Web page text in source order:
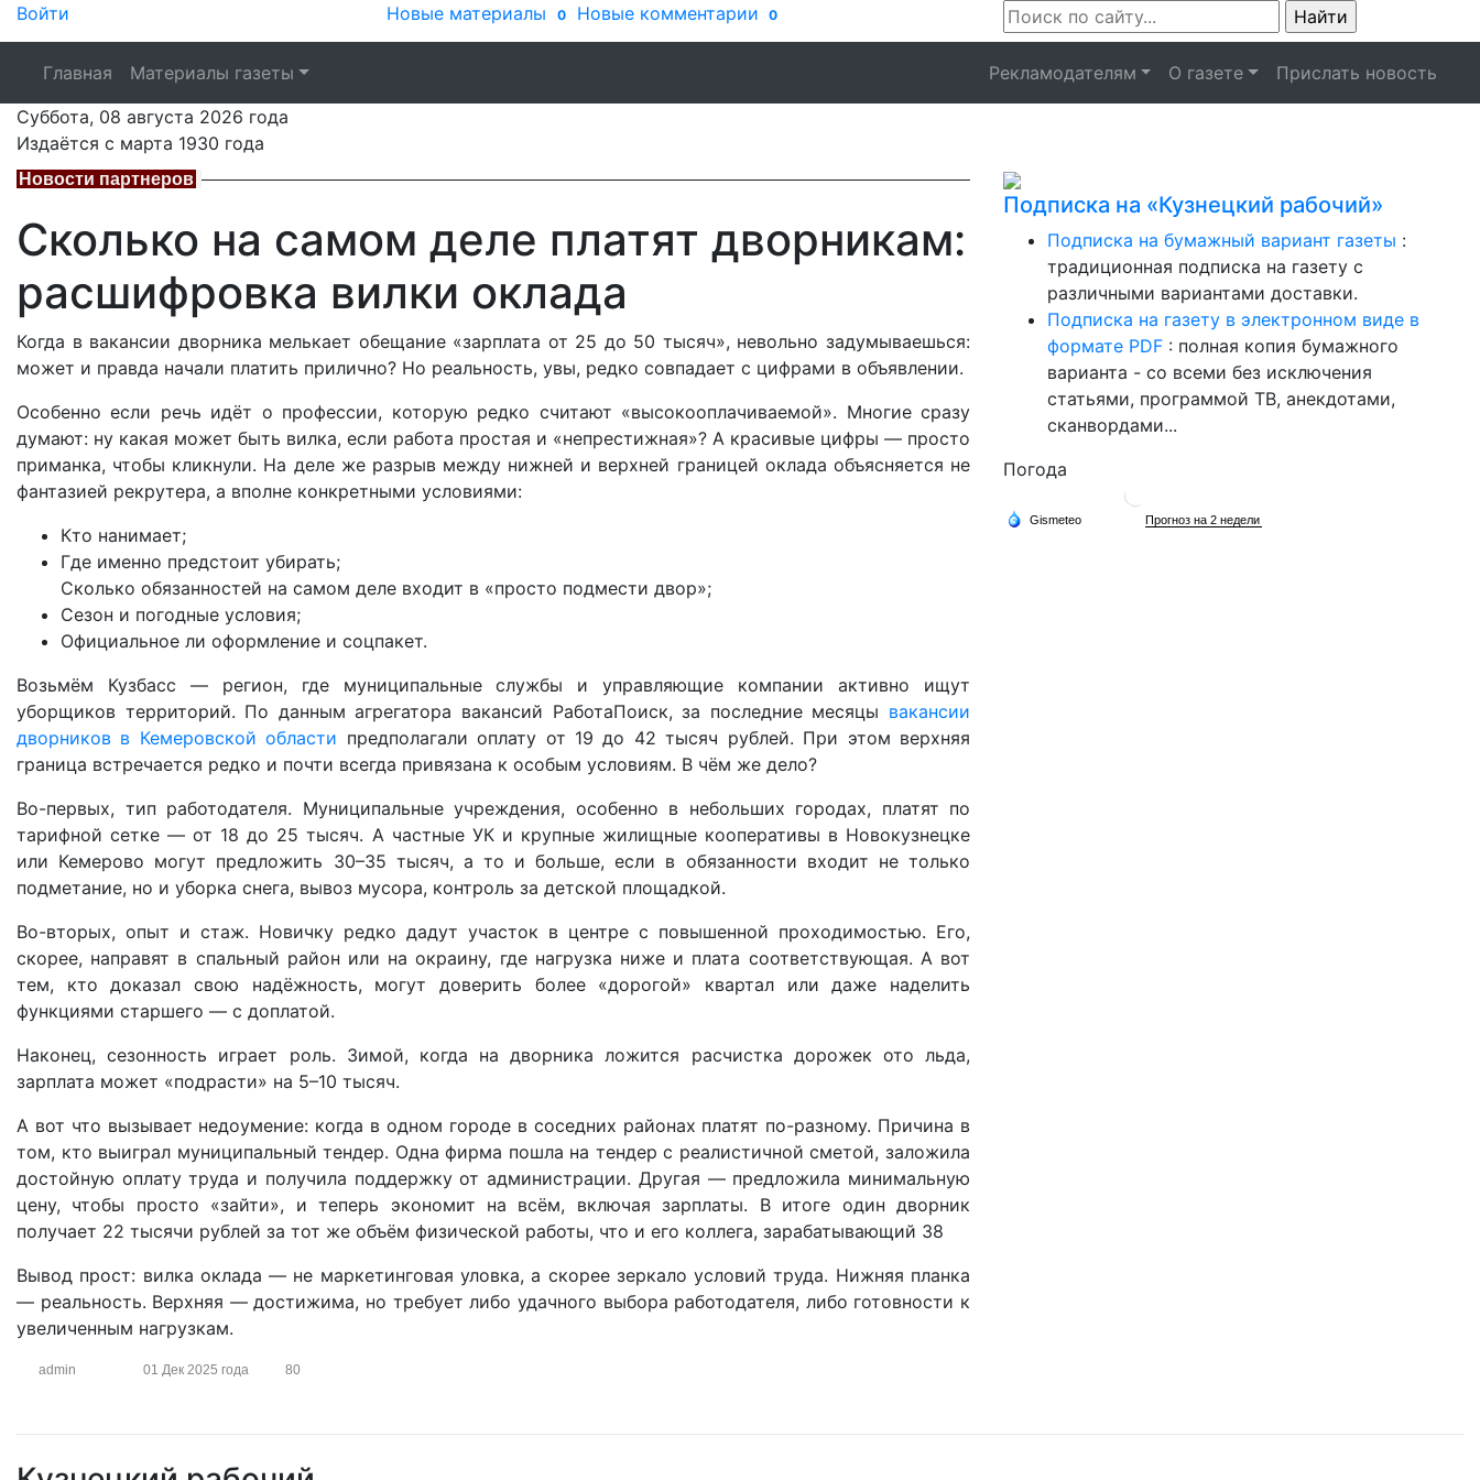
Войти Новые материалы 0 Новые комментарии 0
Главная Материалы газеты Рекламодателям О газете
Прислать новость
Суббота, 08 августа 2026 года
Издаётся с марта 1930 года
Новости партнеров
Сколько на самом деле платят дворникам:
расшифровка вилки оклада
Когда в вакансии дворника мелькает обещание «зарплата от 25 до 50 тысяч», невольно задумываешься:
может и правда начали платить прилично? Но реальность, увы, редко совпадает с цифрами в объявлении.
Особенно если речь идёт о профессии, которую редко считают «высокооплачиваемой». Многие сразу
думают: ну какая может быть вилка, если работа простая и «непрестижная»? А красивые цифры — просто
приманка, чтобы кликнули. На деле же разрыв между нижней и верхней границей оклада объясняется не
фантазией рекрутера, а вполне конкретными условиями:
Кто нанимает;
Где именно предстоит убирать;
Сколько обязанностей на самом деле входит в «просто подмести двор»;
Сезон и погодные условия;
Официальное ли оформление и соцпакет.
Возьмём Кузбасс — регион, где муниципальные службы и управляющие компании активно ищут
уборщиков территорий. По данным агрегатора вакансий РаботаПоиск, за последние месяцы вакансии
дворников в Кемеровской области предполагали оплату от 19 до 42 тысяч рублей. При этом верхняя
граница встречается редко и почти всегда привязана к особым условиям. В чём же дело?
Во-первых, тип работодателя. Муниципальные учреждения, особенно в небольших городах, платят по
тарифной сетке — от 18 до 25 тысяч. А частные УК и крупные жилищные кооперативы в Новокузнецке
или Кемерово могут предложить 30–35 тысяч, а то и больше, если в обязанности входит не только
подметание, но и уборка снега, вывоз мусора, контроль за детской площадкой.
Во-вторых, опыт и стаж. Новичку редко дадут участок в центре с повышенной проходимостью. Его,
скорее, направят в спальный район или на окраину, где нагрузка ниже и плата соответствующая. А вот
тем, кто доказал свою надёжность, могут доверить более «дорогой» квартал или даже наделить
функциями старшего — с доплатой.
Наконец, сезонность играет роль. Зимой, когда на дворника ложится расчистка дорожек ото льда,
зарплата может «подрасти» на 5–10 тысяч.
А вот что вызывает недоумение: когда в одном городе в соседних районах платят по-разному. Причина в
том, кто выиграл муниципальный тендер. Одна фирма пошла на тендер с реалистичной сметой, заложила
достойную оплату труда и получила поддержку от администрации. Другая — предложила минимальную
цену, чтобы просто «зайти», и теперь экономит на всём, включая зарплаты. В итоге один дворник
получает 22 тысячи рублей за тот же объём физической работы, что и его коллега, зарабатывающий 38
Вывод прост: вилка оклада — не маркетинговая уловка, а скорее зеркало условий труда. Нижняя планка
— реальность. Верхняя — достижима, но требует либо удачного выбора работодателя, либо готовности к
увеличенным нагрузкам.
admin 01 Дек 2025 года 80
Подписка на «Кузнецкий рабочий»
Подписка на бумажный вариант газеты :
традиционная подписка на газету с
различными вариантами доставки.
Подписка на газету в электронном виде в
формате PDF : полная копия бумажного
варианта - со всеми без исключения
статьями, программой ТВ, анекдотами,
сканвордами...
Погода